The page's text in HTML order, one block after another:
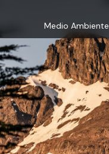
Medio Ambiente